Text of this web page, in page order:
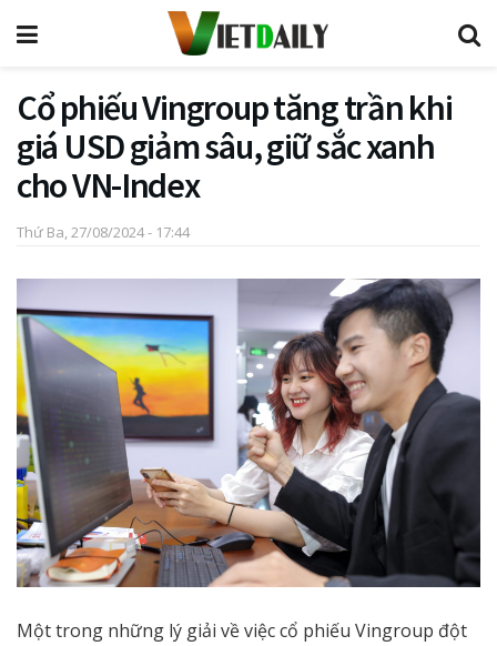
Cổ phiếu Vingroup tăng trần khi
giá USD giảm sâu, giữ sắc xanh
cho VN-Index
Thứ Ba, 27/08/2024 - 17:44
Một trong những lý giải về việc cổ phiếu Vingroup đột